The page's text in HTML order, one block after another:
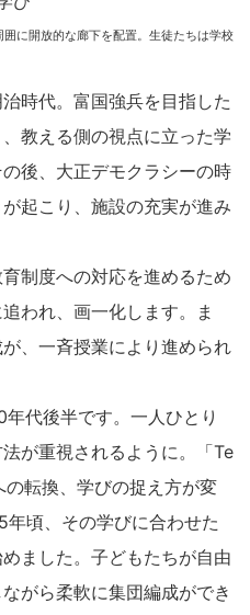
に開放的な廊下を配置。生徒たちは学校
時代。富国強兵を目指した
教える側の視点に立った学
後、大正デモクラシーの時
起こり、施設の充実が進み
制度への対応を進めるため
われ、画一化します。ま
、一斉授業により進められ
代後半です。一人ひとり
が重視されるように。「Te
転換、学びの捉え方が変
頃、その学びに合わせた
ました。子どもたちが自由
がら柔軟に集団編成ができ